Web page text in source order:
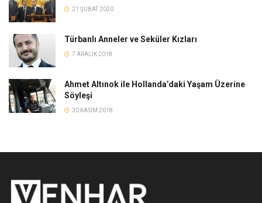
21 ŞUBAT 2020
Türbanlı Anneler ve Seküler Kızları
7 ARALIK 2018
Ahmet Altınok ile Hollanda’daki Yaşam Üzerine
Söyleşi
30 KASIM 2018